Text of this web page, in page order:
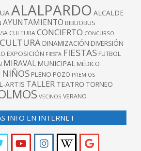
ALALPARDO ALCALDE
AYUNTAMIENTO BIBLIOBUS
CULTURACONCIERTO CONCURSO
CULTURA DINAMIZACIÓN DIVERSIÓN
EXPOSICIÓN FIESTA FIESTAS FUTBOL
MIRAVAL MUNICIPAL MÉDICO
NIÑOS PLENO POZO PREMIOS
ARTIS TALLER TEATRO TORNEO
VECINOS VERANO
INFO EN INTERNET